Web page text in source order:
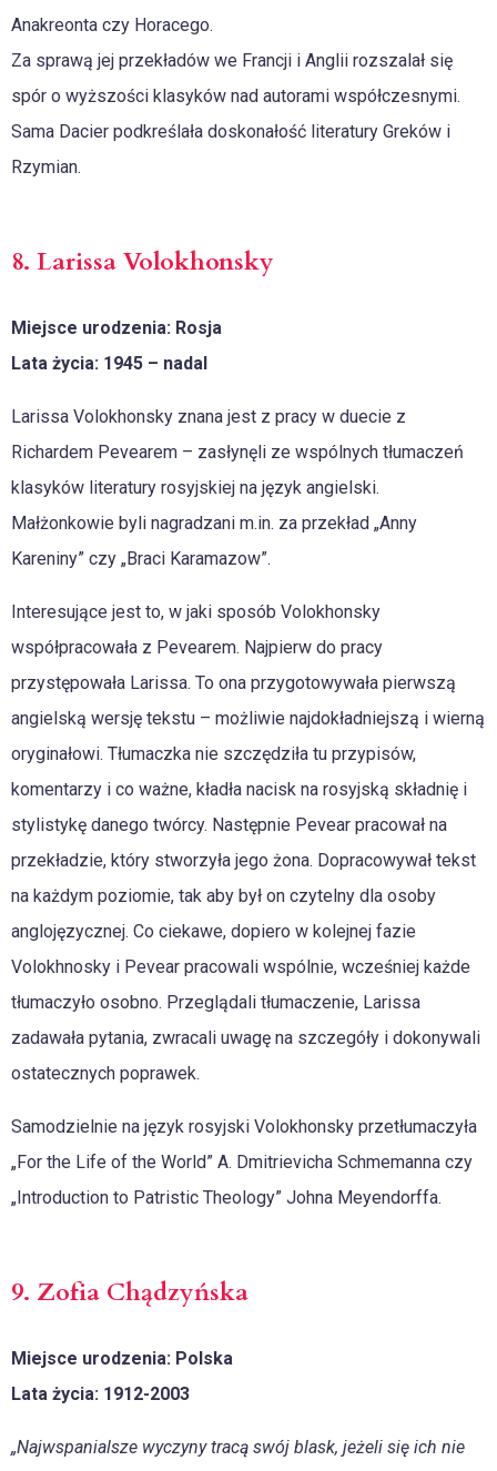
Anakreonta czy Horacego.
Za sprawą jej przekładów we Francji i Anglii rozszalał się
spór o wyższości klasyków nad autorami współczesnymi.
Sama Dacier podkreślała doskonałość literatury Greków i
Rzymian.
8. Larissa Volokhonsky
Miejsce urodzenia: Rosja
Lata życia: 1945 – nadal
Larissa Volokhonsky znana jest z pracy w duecie z
Richardem Pevearem – zasłynęli ze wspólnych tłumaczeń
klasyków literatury rosyjskiej na język angielski.
Małżonkowie byli nagradzani m.in. za przekład „Anny
Kareniny” czy „Braci Karamazow”.
Interesujące jest to, w jaki sposób Volokhonsky
współpracowała z Pevearem. Najpierw do pracy
przystępowała Larissa. To ona przygotowywała pierwszą
angielską wersję tekstu – możliwie najdokładniejszą i wierną
oryginałowi. Tłumaczka nie szczędziła tu przypisów,
komentarzy i co ważne, kładła nacisk na rosyjską składnię i
stylistykę danego twórcy. Następnie Pevear pracował na
przekładzie, który stworzyła jego żona. Dopracowywał tekst
na każdym poziomie, tak aby był on czytelny dla osoby
anglojęzycznej. Co ciekawe, dopiero w kolejnej fazie
Volokhnosky i Pevear pracowali wspólnie, wcześniej każde
tłumaczyło osobno. Przeglądali tłumaczenie, Larissa
zadawała pytania, zwracali uwagę na szczegóły i dokonywali
ostatecznych poprawek.
Samodzielnie na język rosyjski Volokhonsky przetłumaczyła
„For the Life of the World” A. Dmitrievicha Schmemanna czy
„Introduction to Patristic Theology” Johna Meyendorffa.
9. Zofia Chądzyńska
Miejsce urodzenia: Polska
Lata życia: 1912-2003
„Najwspanialsze wyczyny tracą swój blask, jeżeli się ich nie